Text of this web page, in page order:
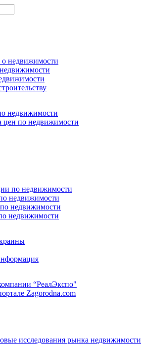
недвижимости
недвижимости
цен по недвижимости
по недвижимости
недвижимости
недвижимости
недвижимости
“РеалЭкспо"
Zagorodna.com
исследования рынка недвижимости